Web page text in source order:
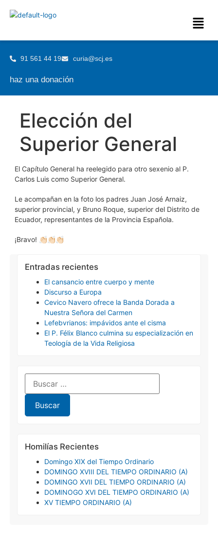
91 561 44 19 curia@scj.es
haz una donación
Elección del
Superior General
El Capítulo General ha reelegido para otro sexenio al P.
Carlos Luis como Superior General.
Le acompañan en la foto los padres Juan José Arnaiz,
superior provincial, y Bruno Roque, superior del Distrito de
Ecuador, representantes de la Provincia Española.
¡Bravo! 👏🏻👏🏻👏🏻
Entradas recientes
El cansancio entre cuerpo y mente
Discurso a Europa
Cevico Navero ofrece la Banda Dorada a
Nuestra Señora del Carmen
Lefebvrianos: impávidos ante el cisma
El P. Félix Blanco culmina su especialización en
Teología de la Vida Religiosa
Homilías Recientes
Domingo XIX del Tiempo Ordinario
DOMINGO XVIII DEL TIEMPO ORDINARIO (A)
DOMINGO XVII DEL TIEMPO ORDINARIO (A)
DOMINOGO XVI DEL TIEMPO ORDINARIO (A)
XV TIEMPO ORDINARIO (A)